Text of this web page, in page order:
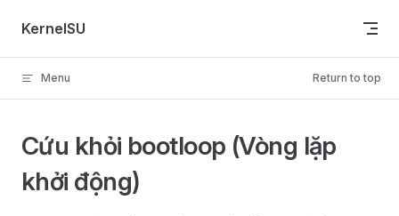
Skip to content
KernelSU
Menu Return to top
Cứu khỏi bootloop (Vòng lặp
khởi động)